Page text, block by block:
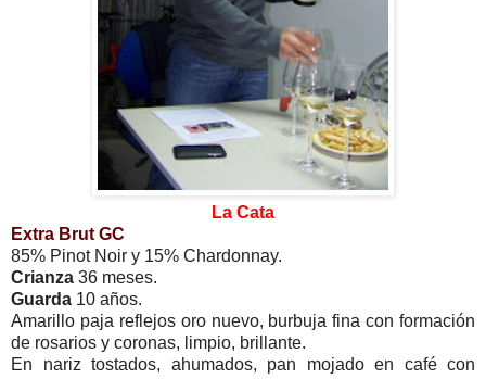
La Cata
Extra Brut GC
85% Pinot Noir y 15% Chardonnay.
Crianza 36 meses.
Guarda 10 años.
Amarillo paja reflejos oro nuevo, burbuja fina con formación
de rosarios y coronas, limpio, brillante.
En nariz tostados, ahumados, pan mojado en café con